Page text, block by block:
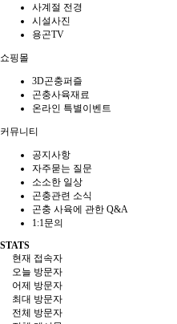
사계절 전경
시설사진
용곤TV
쇼핑몰
3D곤충퍼즐
곤충사육재료
온라인 특별이벤트
커뮤니티
공지사항
자주묻는 질문
소소한 일상
곤충관련 소식
곤충 사육에 관한 Q&A
1:1문의
STATS
현재 접속자
오늘 방문자
어제 방문자
최대 방문자
전체 방문자